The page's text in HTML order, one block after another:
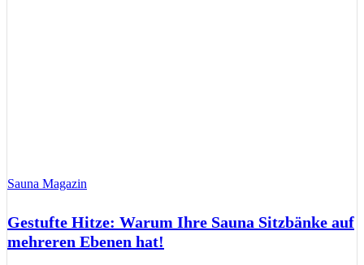
Sauna Magazin
Gestufte Hitze: Warum Ihre Sauna Sitzbänke auf
mehreren Ebenen hat!